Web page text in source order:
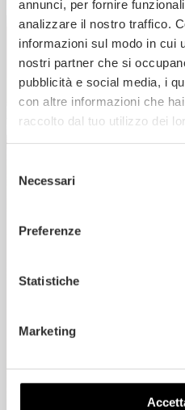
annunci, per fornire
analizzare il nostro traffico.
informazioni sul modo in cui
nostri partner che si
pubblicità e social media, i
con altre informazioni che
raccolto dal tuo utilizzo dei
delNecessari
Preferenze
Statistiche
Marketing